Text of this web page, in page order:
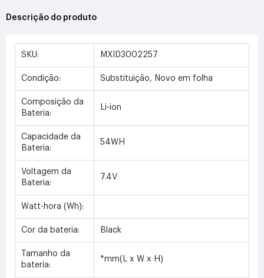
Descrição do produto
SKU: MXID3002257
Condição: Substituição, Novo em folha
Composição da
Bateria:
Li-ion
Capacidade da
Bateria:
54WH
Voltagem da
Bateria:
7.4V
Watt-hora (Wh):
Cor da bateria: Black
Tamanho da
bateria:
*mm(L x W x H)